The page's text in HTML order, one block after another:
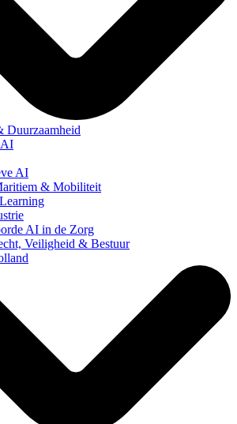
Duurzaamheid
AI
& Mobiliteit
AI in de Zorg
Veiligheid & Bestuur